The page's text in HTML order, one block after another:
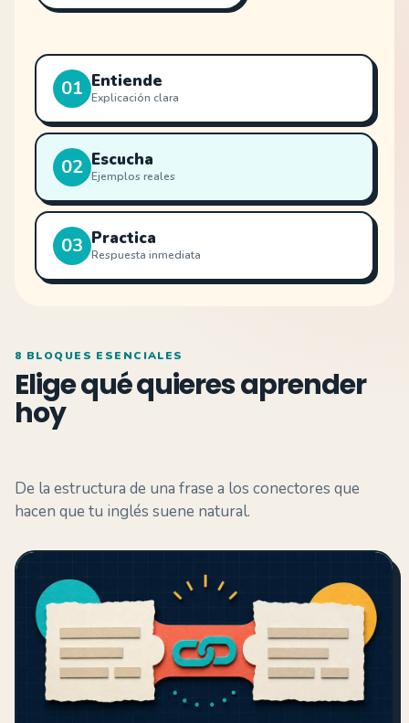
01 Entiende
Explicación clara
02 Escucha
Ejemplos reales
03 Practica
Respuesta inmediata
8 BLOQUES ESENCIALES
Elige qué quieres aprender
hoy
De la estructura de una frase a los conectores que
hacen que tu inglés suene natural.